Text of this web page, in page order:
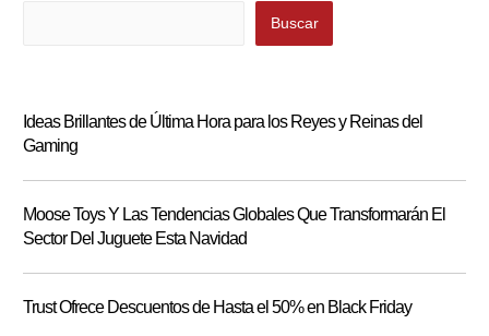
Buscar
Ideas Brillantes de Última Hora para los Reyes y Reinas del
Gaming
Moose Toys Y Las Tendencias Globales Que Transformarán El
Sector Del Juguete Esta Navidad
Trust Ofrece Descuentos de Hasta el 50% en Black Friday